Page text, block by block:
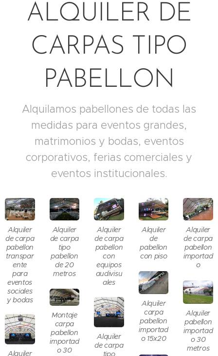
ALQUILER DE
CARPAS TIPO
PABELLON
Alquilamos pabellones de todas las
medidas para eventos grandes,
matrimonios y bodas, eventos
corporativos, ferias comerciales y
eventos institucionales.
Alquiler
de carpa
pabellon
transpar
ente
para
eventos
sociales
y bodas
Alquiler
de carpa
tipo
pabellon
de 20
metros
Alquiler
de carpa
pabellon
con
equipos
audivisu
ales
Alquiler
de
pabellon
con piso
Alquiler
de carpa
pabellon
importad
o
Alquiler
carpa
pabellon
importad
o 15x20
Alquiler
pabellon
importad
o 30
metros
Montaje
carpa
pabellon
importad
o 30
Alquiler
de carpa
tipo
Alquiler